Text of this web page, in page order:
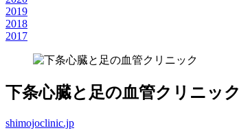
2019
2018
2017
下条心臓と足の血管クリニック
shimojoclinic.jp